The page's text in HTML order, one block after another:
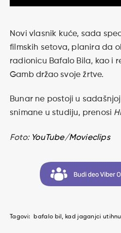
Novi vlasnik kuće, sada
filmskih setova, planira da
radionicu Bafalo Bila, kao i
Gamb držao svoje žrtve.
Bunar ne postoji u
snimane u studiju, prenosi
Foto:YouTube/Movieclips
Tagovi: bafalo bil kad jaganjci utihnu